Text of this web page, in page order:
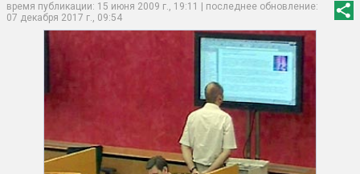
время публикации: 15 июня 2009 г., 19:11 | последнее обновление:
07 декабря 2017 г., 09:54